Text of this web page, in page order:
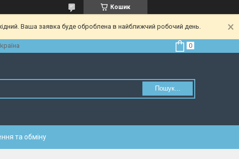
Кошик
Ваша заявка буде оброблена в найближчий робочий день.
Пошук...
та обміну